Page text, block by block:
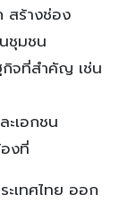
สร้างช่อง
ชุมชน
กิจที่สำคัญ เช่น
ะเอกชน
งที่
ะเทศไทย ออก